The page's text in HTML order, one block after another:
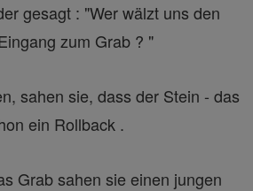
gesagt : "Wer wälzt uns den
zum Grab ? "
sahen sie, dass der Stein - das
ein Rollback .
Grab sahen sie einen jungen